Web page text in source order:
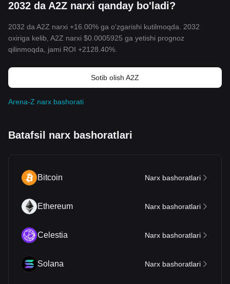
2032 da A2Z narxi qanday bo'ladi?
2032 da A2Z narxi +16.00% ga o'zgarishi kutilmoqda. 2032
oxiriga kelib, A2Z narxi $0.0005925 ga yetishi prognoz
qilinmoqda, jami ROI +2128.40%.
Sotib olish A2Z
Arena-Z narx bashorati
Batafsil narx bashoratlari
Bitcoin Narx bashoratlari
Ethereum Narx bashoratlari
Celestia Narx bashoratlari
Solana Narx bashoratlari